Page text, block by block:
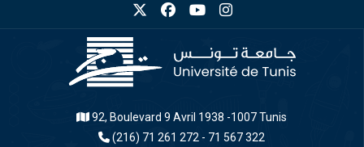
92, Boulevard 9 Avril 1938 -1007 Tunis
(216) 71 261 272 - 71 567 322